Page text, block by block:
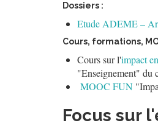
Dossiers :
Etude ADEME –
Cours, formations,
Cours sur l'impact
"Enseignement" du
MOOC FUN
Focus sur